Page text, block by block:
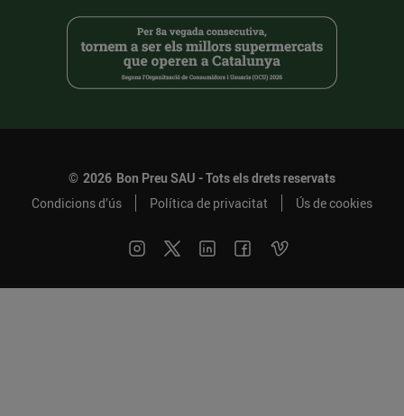
© 2026 Bon Preu SAU - Tots els drets reservats
Condicions d’ús
Política de privacitat Ús de cookies